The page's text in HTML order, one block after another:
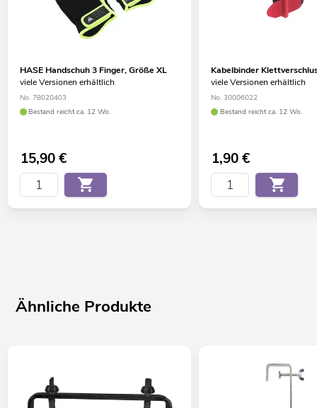
HASE Handschuh 3 Finger, Größe XL
viele Versionen erhältlich
No. 78020403
Bestand reicht ca. 12 Wo.
15,90€
Kabelbinder
viele Versionen erhältlich
No. 30006022
Bestand reicht ca. 12 Wo.
1,90€
Ähnliche Produkte